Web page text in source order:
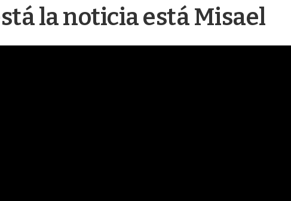
la noticia está Misael